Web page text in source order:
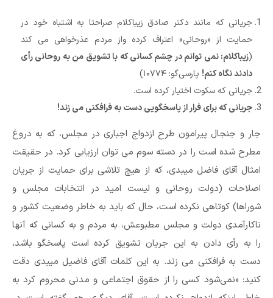
جریانی که مانند دکتر صادق زیباکلام صراحتا به اشتباه خود در
حمایت از «روحانی» اعتراف کرده واز مردم عذرخواهی می کند
(زیباکلام: نمی توانم در چشم کسانی که با تشویق من به روحانی رأی
دادند نگاه کنم! پارسی‌گو: ۱۰۷۷۴)
جریانی که سکوت اختیار کرده است.
جریانی که برای فرار از پاسخگویی دست به فرافکنی می زند!
جار و جنجال پیرامون طرح ازدواج اجباری در مجلس، که به دروغ
مطرح شده است را در دسته سوم می توان ارزیابی کرد. در حقیقت
امثال آقای فاضل میبدی، که از هیچ تلاشی برای حمایت از جریان
اصلاحات (دولت روحانی و لیست امید در انتخابات مجلس و
شوراها) کوتاهی نکرده است، حال که باید به خاطر وضعیت کشور و
ناکارآمدی دولت و مجلس مطبوعش، به مردم و به کسانی که آنها
را به رأی دادن به این جریان تشویق کرده است پاسخگو باشد،
دست به فرافکنی می زند. به این کلمات آقای فاضیل میبدی دقت
کنید: «نمی‌شود کسی را از حقوق اجتماعی و مدنی محروم کرد به